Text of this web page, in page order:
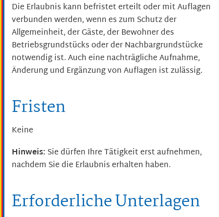
Die Erlaubnis kann befristet erteilt oder mit Auflagen
verbunden werden, wenn es zum Schutz der
Allgemeinheit, der Gäste, der Bewohner des
Betriebsgrundstücks oder der Nachbargrundstücke
notwendig ist. Auch eine nachträgliche Aufnahme,
Änderung und Ergänzung von Auflagen ist zulässig.
Fristen
Keine
Hinweis: Sie dürfen Ihre Tätigkeit erst aufnehmen,
nachdem Sie die Erlaubnis erhalten haben.
Erforderliche Unterlagen